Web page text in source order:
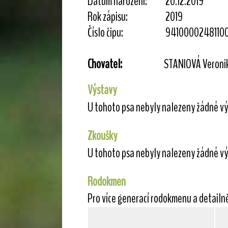
Rok zápisu:
2019
Číslo čipu:
Chovatel:
STANIOVÁ
Výstavy
U tohoto psa nebyly nalezeny žádné
Zkoušky
U tohoto psa nebyly nalezeny žádné
Rodokmen
Pro více generací rodokmenu a